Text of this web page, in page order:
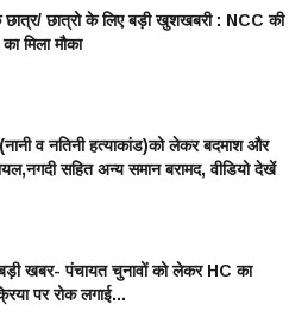
छात्र/ छात्रो के लिए बड़ी खुशखबरी : NCC की
मिला मौका
व नतिनी हत्याकांड)को लेकर बदमाश और
सहित अन्य समान बरामद, वीडियो देखें
खबर- पंचायत चुनावों को लेकर HC का
पर रोक लगाई...